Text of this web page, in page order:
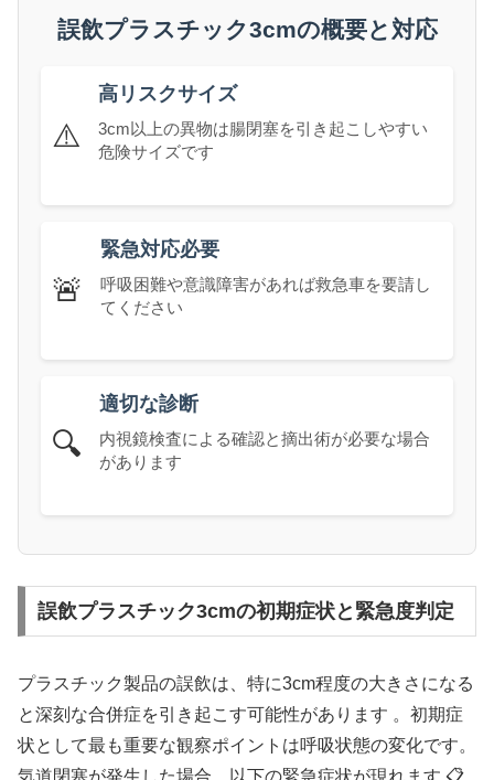
誤飲プラスチック3cmの概要と対応
⚠️
高リスクサイズ
3cm以上の異物は腸閉塞を引き起こしやすい
危険サイズです
🚨
緊急対応必要
呼吸困難や意識障害があれば救急車を要請し
てください
🔍
適切な診断
内視鏡検査による確認と摘出術が必要な場合
があります
誤飲プラスチック3cmの初期症状と緊急度判定
プラスチック製品の誤飲は、特に3cm程度の大きさになる
と深刻な合併症を引き起こす可能性があります 。初期症
状として最も重要な観察ポイントは呼吸状態の変化です。
気道閉塞が発生した場合、以下の緊急症状が現れます 📋